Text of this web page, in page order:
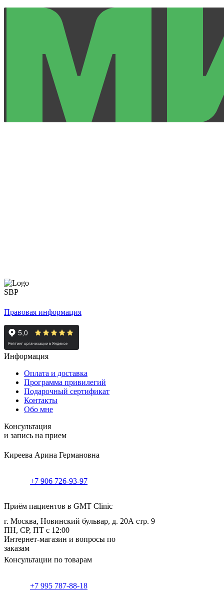
Правовая информация
Информация
Оплата и доставка
Программа привилегий
Подарочный сертификат
Контакты
Обо мне
Консультация
и запись на прием
Киреева Арина Германовна
+7 906 726-93-97
Приём пациентов в GMT Clinic
г. Москва, Новинский бульвар, д. 20А стр. 9
ПН, СР, ПТ с 12:00
Интернет-магазин и вопросы по
заказам
Консультации по товарам
+7 995 787-88-18